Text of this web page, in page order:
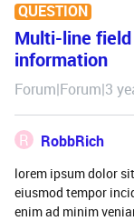
QUESTION
Multi-line
information
Forum|Forum|3
R RobbRich
lorem ipsum dolor
eiusmod tempor
enim ad minim